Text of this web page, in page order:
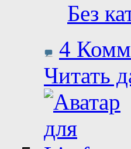
Без
4
Читать